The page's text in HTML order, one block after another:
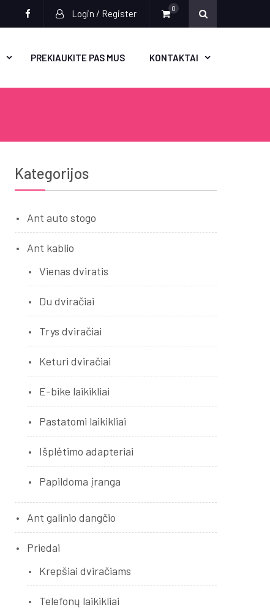
Login / Register 0
PREKIAUKITE PAS MUS KONTAKTAI
Kategorijos
Ant auto stogo
Ant kablio
Vienas dviratis
Du dviračiai
Trys dviračiai
Keturi dviračiai
E-bike laikikliai
Pastatomi laikikliai
Išplėtimo adapteriai
Papildoma įranga
Ant galinio dangčio
Priedai
Krepšiai dviračiams
Telefonų laikikliai